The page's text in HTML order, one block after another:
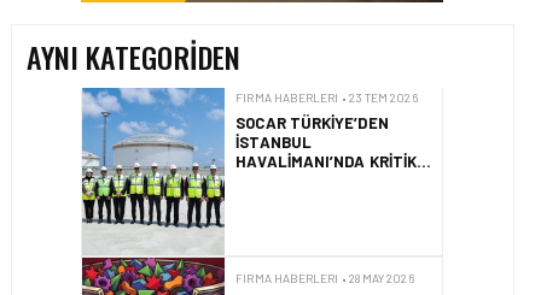
AYNI KATEGORIDEN
HAVACILIK EĞITIMINDE
“ROSETTA TAŞI” DEVRI:
EMPOWER.AERO’DAN
CBTA-UNITY™ TANITILDI